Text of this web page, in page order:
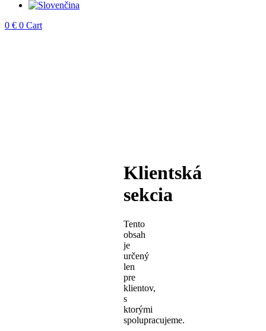
0 € 0 Cart
Klientská
sekcia
Tento
obsah
je
určený
len
pre
klientov,
s
ktorými
spolupracujeme.